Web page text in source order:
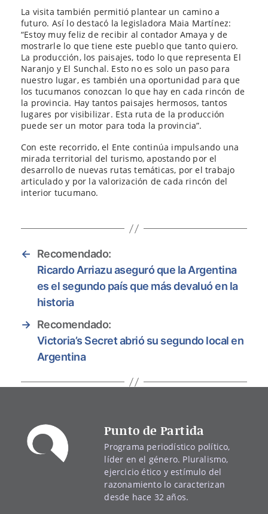
La visita también permitió plantear un camino a
futuro. Así lo destacó la legisladora Maia Martínez:
“Estoy muy feliz de recibir al contador Amaya y de
mostrarle lo que tiene este pueblo que tanto quiero.
La producción, los paisajes, todo lo que representa El
Naranjo y El Sunchal. Esto no es solo un paso para
nuestro lugar, es también una oportunidad para que
los tucumanos conozcan lo que hay en cada rincón de
la provincia. Hay tantos paisajes hermosos, tantos
lugares por visibilizar. Esta ruta de la producción
puede ser un motor para toda la provincia”.
Con este recorrido, el Ente continúa impulsando una
mirada territorial del turismo, apostando por el
desarrollo de nuevas rutas temáticas, por el trabajo
articulado y por la valorización de cada rincón del
interior tucumano.
←
Recomendado:
Ricardo Arriazu aseguró que la Argentina
es el segundo país que más devaluó en la
historia
→ Recomendado:
Victoria’s Secret abrió su segundo local en
Argentina
Punto de Partida
Programa periodístico político,
líder en el género. Pluralismo,
ejercicio ético y estímulo del
razonamiento lo caracterizan
desde hace 32 años.